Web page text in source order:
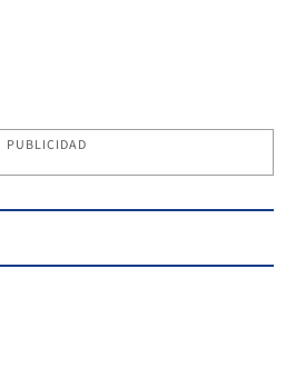
PUBLICIDAD